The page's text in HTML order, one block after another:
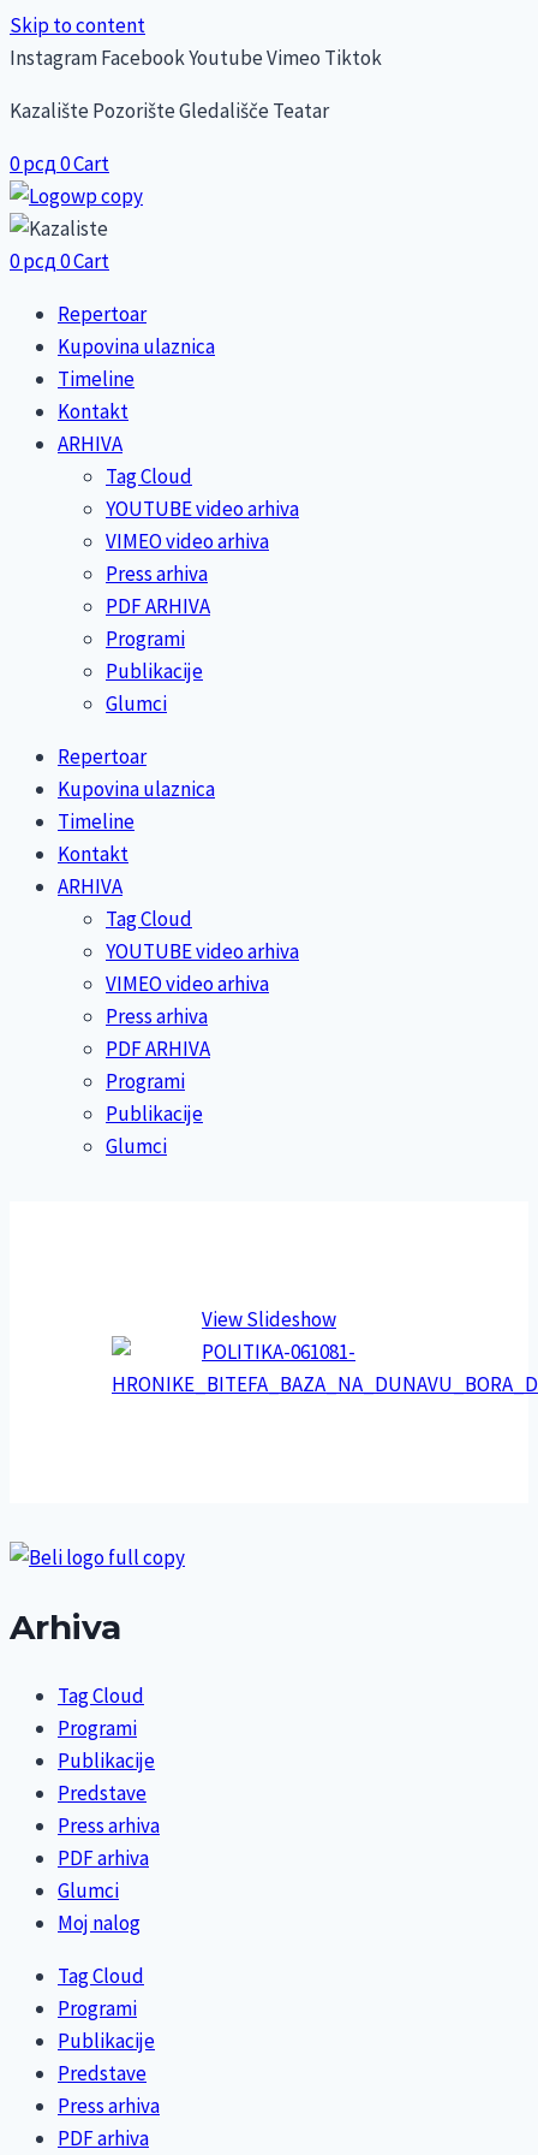
Skip to content
InstagramFacebookYoutubeVimeo Tiktok
Kazalište Pozorište Gledališče Teatar
0рсд0Cart
0рсд0Cart
Repertoar
Kupovina ulaznica
Timeline
Kontakt
ARHIVA
Tag Cloud
YOUTUBE video arhiva
VIMEO video arhiva
Press arhiva
PDF ARHIVA
Programi
Publikacije
Glumci
Repertoar
Kupovina ulaznica
Timeline
Kontakt
ARHIVA
Tag Cloud
YOUTUBE video arhiva
VIMEO video arhiva
Press arhiva
PDF ARHIVA
Programi
Publikacije
Glumci
View Slideshow
Arhiva
Tag Cloud
Programi
Publikacije
Predstave
Press arhiva
PDF arhiva
Glumci
Moj nalog
Tag Cloud
Programi
Publikacije
Predstave
Press arhiva
PDF arhiva